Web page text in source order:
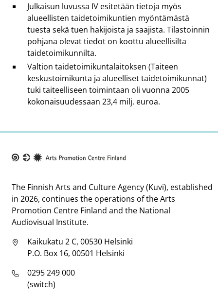
Julkaisun luvussa IV esitetään tietoja myös
alueellisten taidetoimikuntien myöntämästä
tuesta sekä tuen hakijoista ja saajista. Tilastoinnin
pohjana olevat tiedot on koottu alueellisilta
taidetoimikunnilta.
Valtion taidetoimikuntalaitoksen (Taiteen
keskustoimikunta ja alueelliset taidetoimikunnat)
tuki taiteelliseen toimintaan oli vuonna 2005
kokonaisuudessaan 23,4 milj. euroa.
The Finnish Arts and Culture Agency (Kuvi), established
in 2026, continues the operations of the Arts
Promotion Centre Finland and the National
Audiovisual Institute.
Kaikukatu 2 C, 00530 Helsinki
P.O. Box 16, 00501 Helsinki
0295 249 000
(switch)